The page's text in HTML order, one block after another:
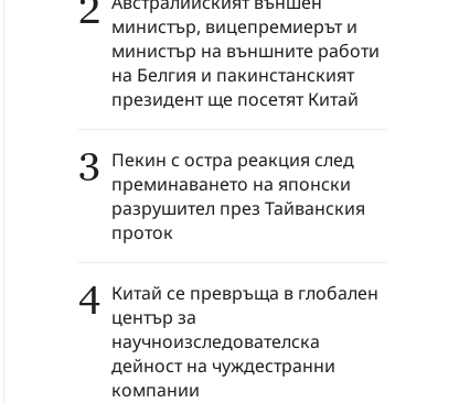
министър, вицепремиерът и
министър на външните работи
на Белгия и пакинстанският
президент ще посетят Китай
3 Пекин с остра реакция след
преминаването на японски
разрушител през Тайванския
проток
4 Китай се превръща в глобален
център за
научноизследователска
дейност на чуждестранни
компании